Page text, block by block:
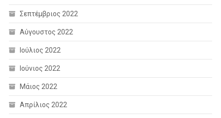
Σεπτέμβριος 2022
Αύγουστος 2022
Ιούλιος 2022
Ιούνιος 2022
Μάιος 2022
Απρίλιος 2022